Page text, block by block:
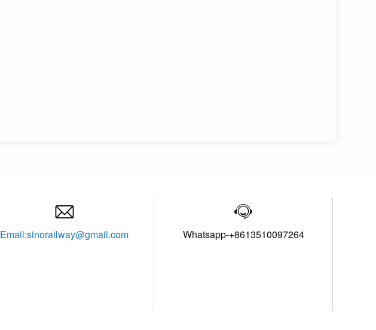

Email:sinorailway@gmail.com

Whatsapp-+8613510097264